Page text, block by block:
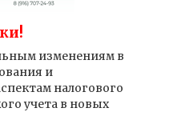
изменениям в
и
налогового
учета в новых